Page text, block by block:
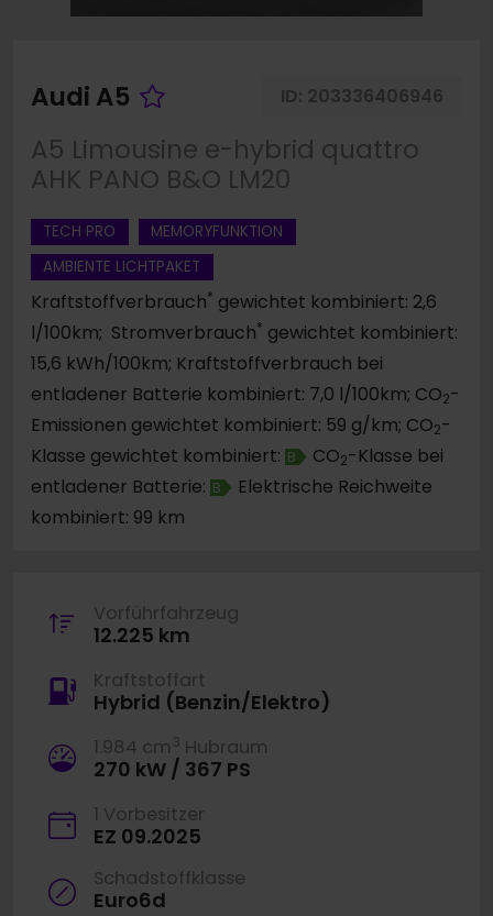
Audi A5 Fahrzeug merken
ID: 203336406946
A5 Limousine e-hybrid quattro
AHK PANO B&O LM20
TECH PRO
MEMORYFUNKTION
AMBIENTE LICHTPAKET
Kraftstoffverbrauch* gewichtet kombiniert: 2,6
l/100km; Stromverbrauch* gewichtet kombiniert:
15,6 kWh/100km; Kraftstoffverbrauch bei
entladener Batterie kombiniert: 7,0 l/100km; CO2-
Emissionen gewichtet kombiniert: 59 g/km; CO2-
Klasse gewichtet kombiniert: B CO2-Klasse bei
entladener Batterie: B
Elektrische Reichweite
kombiniert: 99 km
Vorführfahrzeug
12.225 km
Kraftstoffart
Hybrid (Benzin/Elektro)
1.984 cm 3 Hubraum
270 kW / 367 PS
1 Vorbesitzer
EZ 09.2025
Schadstoffklasse
Euro6d